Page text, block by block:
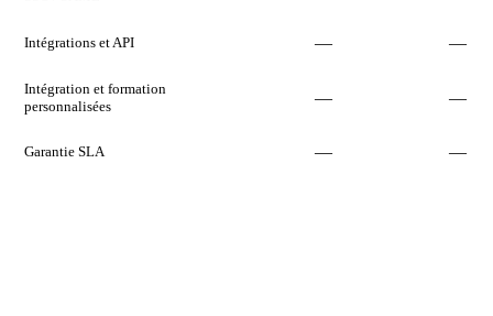
Intégrations et API — —
Intégration et formation
personnalisées
— —
Garantie SLA — —